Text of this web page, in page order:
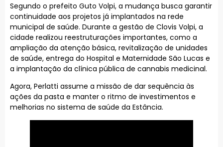
Segundo o prefeito Guto Volpi, a mudança busca garantir
continuidade aos projetos já implantados na rede
municipal de saúde. Durante a gestão de Clovis Volpi, a
cidade realizou reestruturações importantes, como a
ampliação da atenção básica, revitalização de unidades
de saúde, entrega do Hospital e Maternidade São Lucas e
a implantação da clínica pública de cannabis medicinal.
Agora, Perlatti assume a missão de dar sequência às
ações da pasta e manter o ritmo de investimentos e
melhorias no sistema de saúde da Estância.